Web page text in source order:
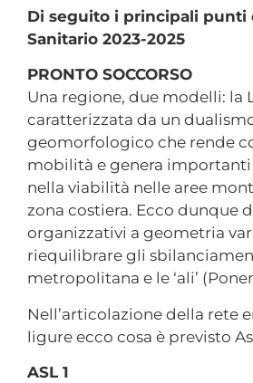
Di seguito i principali punti
Sanitario 2023-2025
PRONTO SOCCORSO
Una regione, due modelli: la
caratterizzata da un
geomorfologico che rende
mobilità e genera
nella viabilità nelle aree
zona costiera. Ecco dunque
organizzativi a geometria
riequilibrare gli
metropolitana e le ‘ali’
Nell’articolazione della rete
ligure ecco cosa è previsto
ASL 1